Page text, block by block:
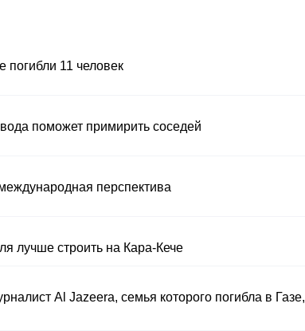
погибли 11 человек
поможет примирить соседей
перспектива
лучше строить на Кара-Кече
Al Jazeera, семья которого погибла в Газе,